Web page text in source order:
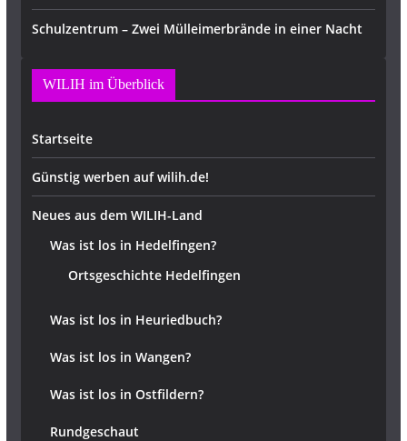
Schulzentrum – Zwei Mülleimerbrände in einer Nacht
WILIH im Überblick
Startseite
Günstig werben auf wilih.de!
Neues aus dem WILIH-Land
Was ist los in Hedelfingen?
Ortsgeschichte Hedelfingen
Was ist los in Heuriedbuch?
Was ist los in Wangen?
Was ist los in Ostfildern?
Rundgeschaut